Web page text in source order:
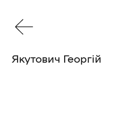
Якутович Георгій